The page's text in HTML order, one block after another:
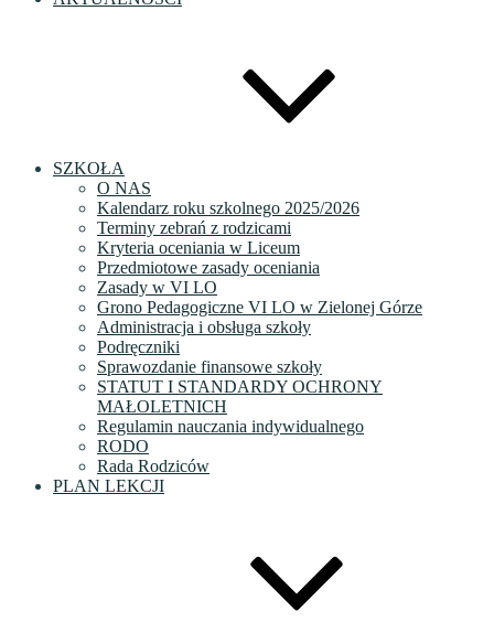
SZKOŁA
O NAS
Kalendarz roku szkolnego 2025/2026
Terminy zebrań z rodzicami
Kryteria oceniania w Liceum
Przedmiotowe zasady oceniania
Zasady w VI LO
Grono Pedagogiczne VI LO w Zielonej Górze
Administracja i obsługa szkoły
Podręczniki
Sprawozdanie finansowe szkoły
STATUT I STANDARDY OCHRONY
MAŁOLETNICH
Regulamin nauczania indywidualnego
RODO
Rada Rodziców
PLAN LEKCJI